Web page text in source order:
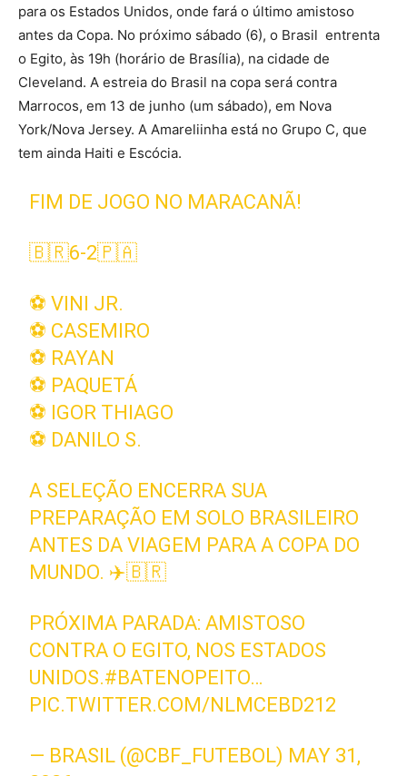
para os Estados Unidos, onde fará o último amistoso
antes da Copa. No próximo sábado (6), o Brasil entrenta
o Egito, às 19h (horário de Brasília), na cidade de
Cleveland. A estreia do Brasil na copa será contra
Marrocos, em 13 de junho (um sábado), em Nova
York/Nova Jersey. A Amareliinha está no Grupo C, que
tem ainda Haiti e Escócia.
FIM DE JOGO NO MARACANÃ!
🇧🇷6-2🇵🇦
⚽️ VINI JR.
⚽️ CASEMIRO
⚽️ RAYAN
⚽️ PAQUETÁ
⚽️ IGOR THIAGO
⚽️ DANILO S.
A SELEÇÃO ENCERRA SUA
PREPARAÇÃO EM SOLO BRASILEIRO
ANTES DA VIAGEM PARA A COPA DO
MUNDO. ✈️🇧🇷
PRÓXIMA PARADA: AMISTOSO
CONTRA O EGITO, NOS ESTADOS
UNIDOS.#BATENOPEITO…
PIC.TWITTER.COM/NLMCEBD212
— BRASIL (@CBF_FUTEBOL) MAY 31,